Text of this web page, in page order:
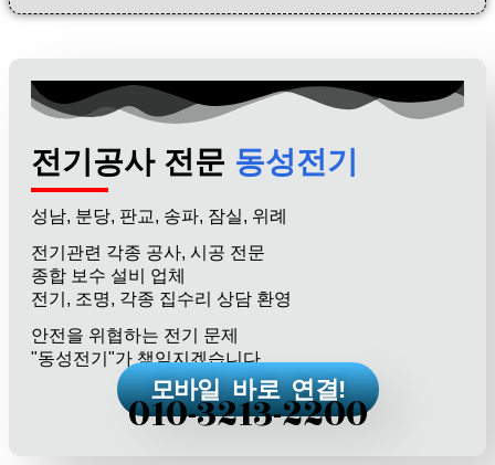
전기공사 전문 동성전기
성남, 분당, 판교, 송파, 잠실, 위례
전기관련 각종 공사, 시공 전문
종합 보수 설비 업체
전기, 조명, 각종 집수리 상담 환영
안전을 위협하는 전기 문제
"동성전기"가 책임지겠습니다.
모바일 바로 연결!
010-3213-2200